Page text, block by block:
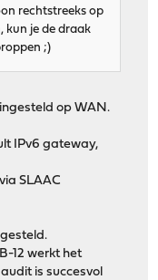
rechtstreeks op
kun je de draak
;)
op WAN.
IPv6 gateway,
SLAAC
12 werkt het
is succesvol